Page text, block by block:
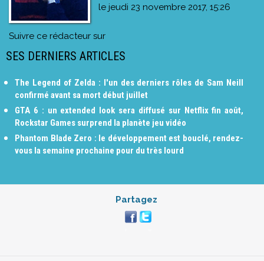
le jeudi 23 novembre 2017, 15:26
Suivre ce rédacteur sur
SES DERNIERS ARTICLES
The Legend of Zelda : l'un des derniers rôles de Sam Neill
confirmé avant sa mort début juillet
GTA 6 : un extended look sera diffusé sur Netflix fin août,
Rockstar Games surprend la planète jeu vidéo
Phantom Blade Zero : le développement est bouclé, rendez-
vous la semaine prochaine pour du très lourd
Partagez